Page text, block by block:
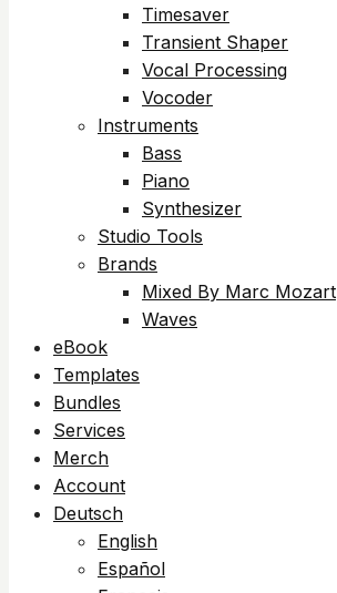
Timesaver
Transient Shaper
Vocal Processing
Vocoder
Instruments
Bass
Piano
Synthesizer
Studio Tools
Brands
Mixed By Marc Mozart
Waves
eBook
Templates
Bundles
Services
Merch
Account
Deutsch
English
Español